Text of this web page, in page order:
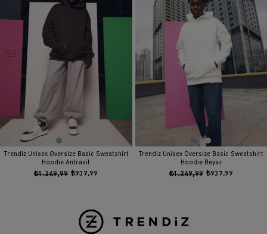
Trendiz Unisex Oversize Basic Sweatshirt
Hoodie Antrasit
₺937,99
₺1.249,99
Trendiz Unisex Oversize Basic Sweatshirt
Hoodie Beyaz
₺937,99
₺1.249,99